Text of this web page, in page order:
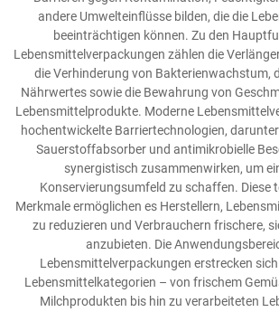
andere Umwelteinflüsse bilden, die die
beeinträchtigen können. Zu den
Lebensmittelverpackungen zählen die
die Verhinderung von Bakterienwachstum,
Nährwertes sowie die Bewahrung von
Lebensmittelprodukte. Moderne
hochentwickelte Barriertechnologien,
Sauerstoffabsorber und antimikrobielle
synergistisch zusammenwirken, um
Konservierungsumfeld zu schaffen. Diese
Merkmale ermöglichen es Herstellern,
zu reduzieren und Verbrauchern frischere,
anzubieten. Die
Lebensmittelverpackungen erstrecken
Lebensmittelkategorien – von frischem
Milchprodukten bis hin zu verarbeiteten